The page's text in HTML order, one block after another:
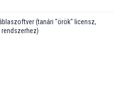
(tanári "örök" licensz,